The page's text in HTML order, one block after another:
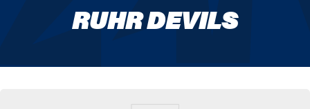
RUHR DEVILS